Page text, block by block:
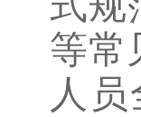
等常
人